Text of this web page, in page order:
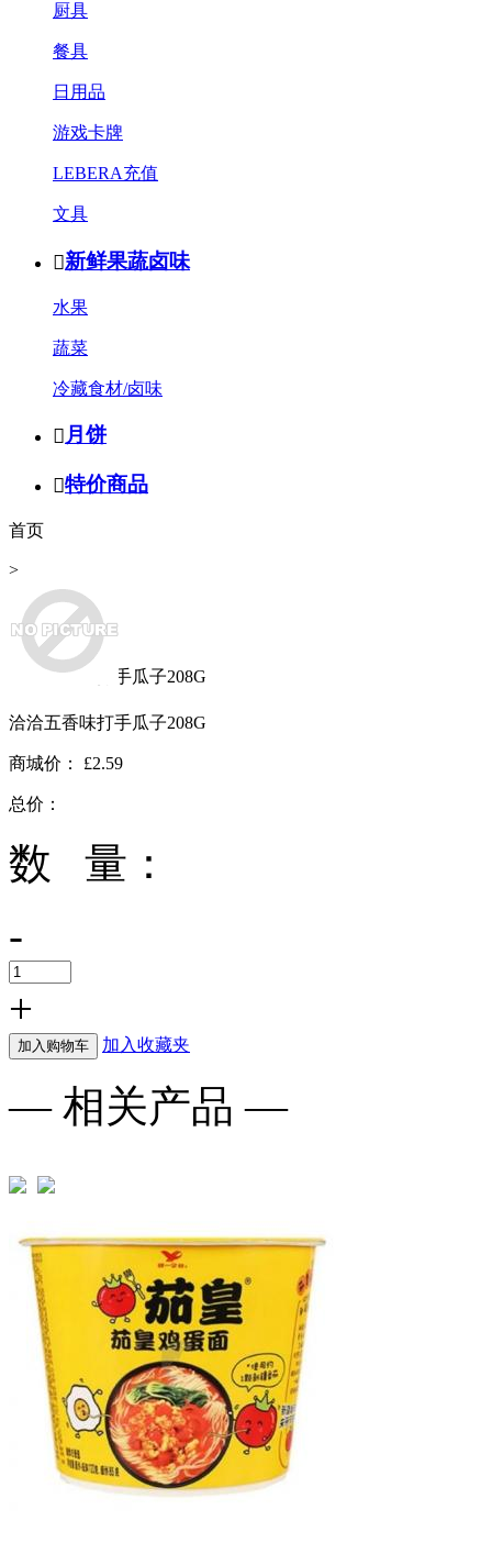
厨具
餐具
日用品
游戏卡牌
LEBERA充值
文具
新鲜果蔬卤味
水果
蔬菜
冷藏食材/卤味
月饼
特价商品
首页
>
零食
坚果
洽洽五香味打手瓜子208G
洽洽五香味打手瓜子208G
商城价： £2.59
总价：
数 量：
-
+
加入购物车 加入收藏夹
— 相关产品 —